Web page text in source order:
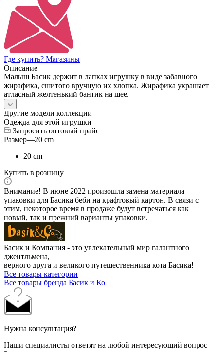
Где купить? Магазины
Описание
Малыш Басик держит в лапках игрушку в виде забавного
жирафика, сшитого вручную их хлопка. Жирафика украшает
атласный желтенький бантик на шее.
Другие модели коллекции
Одежда для этой игрушки
Запросить оптовый прайс
Размер—20 cm
20 cm
Купить в розницу
Внимание! В июне 2022 произошла замена материала
упаковки для Басика беби на крафтовый картон. В связи с
этим, некоторое время в продаже будут встречаться как
новый, так и прежний варианты упаковки.
Басик и Компания - это увлекательный мир галантного
джентльмена,
верного друга и великого путешественника кота Басика!
Все товары категории
Все товары бренда Басик и Ко
Нужна консультация?
Наши специалисты ответят на любой интересующий вопрос